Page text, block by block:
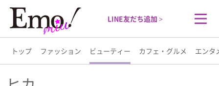
LINE友だち追加 >
トップ ファッション ビューティー カフェ・グルメ エンタ
トップ